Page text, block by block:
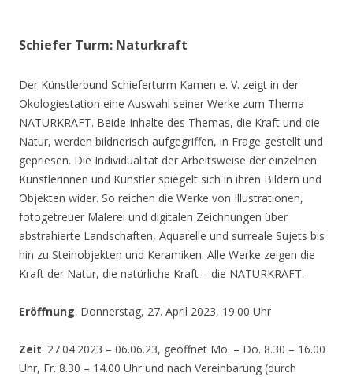
Schiefer Turm: Naturkraft
Der Künstlerbund Schieferturm Kamen e. V. zeigt in der
Ökologiestation eine Auswahl seiner Werke zum Thema
NATURKRAFT. Beide Inhalte des Themas, die Kraft und die
Natur, werden bildnerisch aufgegriffen, in Frage gestellt und
gepriesen. Die Individualität der Arbeitsweise der einzelnen
Künstlerinnen und Künstler spiegelt sich in ihren Bildern und
Objekten wider. So reichen die Werke von Illustrationen,
fotogetreuer Malerei und digitalen Zeichnungen über
abstrahierte Landschaften, Aquarelle und surreale Sujets bis
hin zu Steinobjekten und Keramiken. Alle Werke zeigen die
Kraft der Natur, die natürliche Kraft – die NATURKRAFT.
Eröffnung: Donnerstag, 27. April 2023, 19.00 Uhr
Zeit: 27.04.2023 – 06.06.23, geöffnet Mo. – Do. 8.30 – 16.00
Uhr, Fr. 8.30 – 14.00 Uhr und nach Vereinbarung (durch